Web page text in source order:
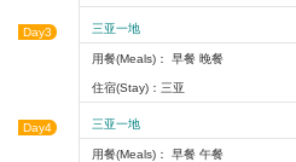
Day3 三亚一地
用餐(Meals)： 早餐 晚餐
住宿(Stay)：三亚
Day4 三亚一地
用餐(Meals)： 早餐 午餐